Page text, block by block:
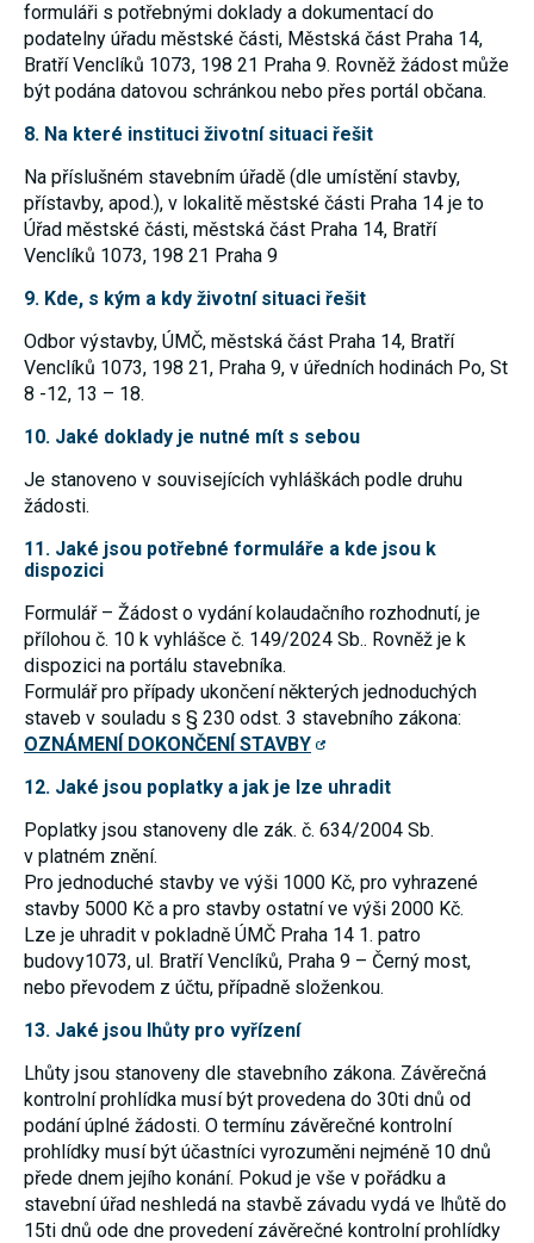
formuláři s potřebnými doklady a dokumentací do
podatelny úřadu městské části, Městská část Praha 14,
Bratří Venclíků 1073, 198 21 Praha 9. Rovněž žádost může
být podána datovou schránkou nebo přes portál občana.
8. Na které instituci životní situaci řešit
Na příslušném stavebním úřadě (dle umístění stavby,
přístavby, apod.), v lokalitě městské části Praha 14 je to
Úřad městské části, městská část Praha 14, Bratří
Venclíků 1073, 198 21 Praha 9
9. Kde, s kým a kdy životní situaci řešit
Odbor výstavby, ÚMČ, městská část Praha 14, Bratří
Venclíků 1073, 198 21, Praha 9, v úředních hodinách Po, St
8 -12, 13 – 18.
10. Jaké doklady je nutné mít s sebou
Je stanoveno v souvisejících vyhláškách podle druhu
žádosti.
11. Jaké jsou potřebné formuláře a kde jsou k
dispozici
Formulář – Žádost o vydání kolaudačního rozhodnutí, je
přílohou č. 10 k vyhlášce č. 149/2024 Sb.. Rovněž je k
dispozici na portálu stavebníka.
Formulář pro případy ukončení některých jednoduchých
staveb v souladu s § 230 odst. 3 stavebního zákona:
OZNÁMENÍ DOKONČENÍ STAVBY
12. Jaké jsou poplatky a jak je lze uhradit
Poplatky jsou stanoveny dle zák. č. 634/2004 Sb.
v platném znění.
Pro jednoduché stavby ve výši 1000 Kč, pro vyhrazené
stavby 5000 Kč a pro stavby ostatní ve výši 2000 Kč.
Lze je uhradit v pokladně ÚMČ Praha 14 1. patro
budovy1073, ul. Bratří Venclíků, Praha 9 – Černý most,
nebo převodem z účtu, případně složenkou.
13. Jaké jsou lhůty pro vyřízení
Lhůty jsou stanoveny dle stavebního zákona. Závěrečná
kontrolní prohlídka musí být provedena do 30ti dnů od
podání úplné žádosti. O termínu závěrečné kontrolní
prohlídky musí být účastníci vyrozuměni nejméně 10 dnů
přede dnem jejího konání. Pokud je vše v pořádku a
stavební úřad neshledá na stavbě závadu vydá ve lhůtě do
15ti dnů ode dne provedení závěrečné kontrolní prohlídky
pomocí těchto
cookies
zpracováváme
souhrnně,
bez použití
identifikátorů,
které ukazují
na konkrétní
našeho webu.
Pokud
vypnete
používání
vztahu k Vaší
ztrácíme
možnost
analýzy
našich
opatření.
soubory cookie
Používáme rovněž
další technologie,
abychom
přizpůsobili naše
našich návštěvníků.
cookies
používáme my
abychom Vám
mohli zobrazit
vhodné obsahy
nebo reklamy jak na
našich stránkách,
tak na stránkách
třetích subjektů.
zájmech, tak zvané
pseudonymizované
profily. Na základě
těchto informací
není zpravidla
možná
bezprostřední
identifikace Vaší
osoby, protože jsou
používány pouze